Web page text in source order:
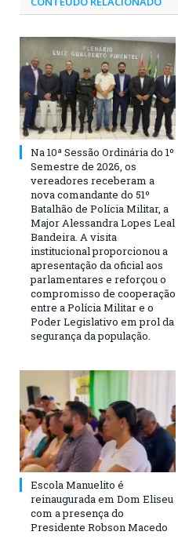
Na 10ª Sessão Ordinária do 1º
Semestre de 2026, os
vereadores receberam a
nova comandante do 51º
Batalhão de Polícia Militar, a
Major Alessandra Lopes Leal
Bandeira. A visita
institucional proporcionou a
apresentação da oficial aos
parlamentares e reforçou o
compromisso de cooperação
entre a Polícia Militar e o
Poder Legislativo em prol da
segurança da população.
Escola Manuelito é
reinaugurada em Dom Eliseu
com a presença do
Presidente Robson Macedo